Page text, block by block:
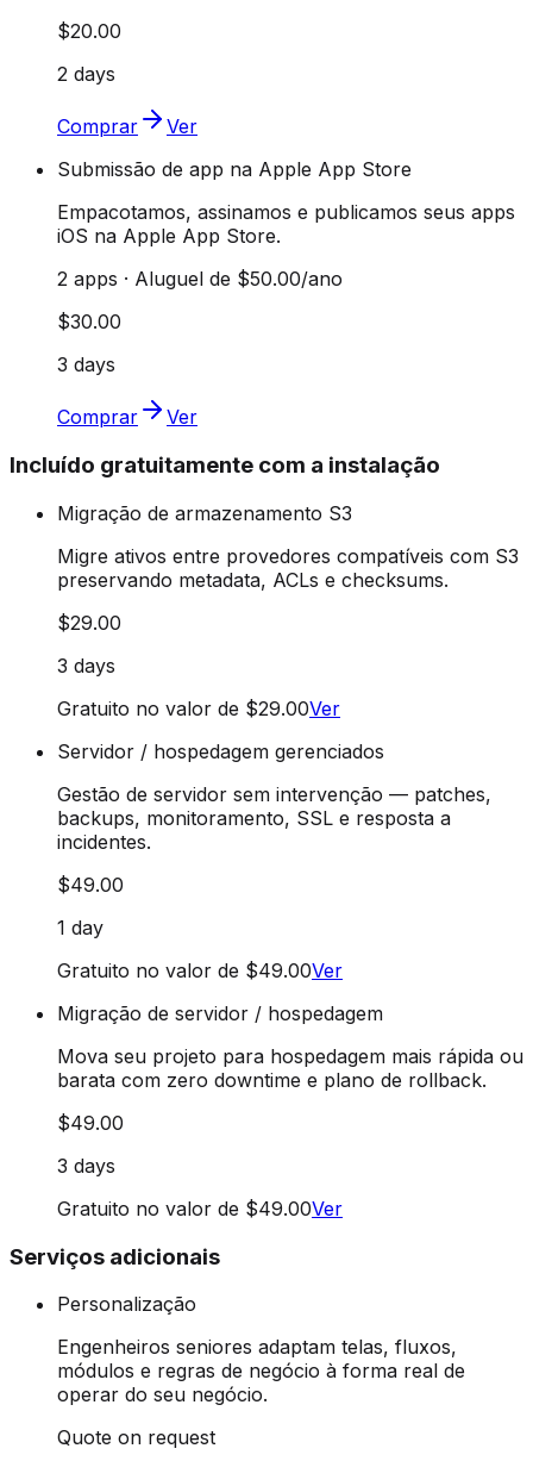
$20.00
2 days
Comprar
Ver
Submissão de app na Apple App Store
Empacotamos, assinamos e publicamos seus apps
iOS na Apple App Store.
2 apps · Aluguel de $50.00/ano
$30.00
3 days
Comprar Ver
Incluído gratuitamente com a instalação
Migração de armazenamento S3
Migre ativos entre provedores compatíveis com S3
preservando metadata, ACLs e checksums.
$29.00
3 days
Gratuito no valor de $29.00Ver
Servidor / hospedagem gerenciados
Gestão de servidor sem intervenção — patches,
backups, monitoramento, SSL e resposta a
incidentes.
$49.00
1 day
Gratuito no valor de $49.00Ver
Migração de servidor / hospedagem
Mova seu projeto para hospedagem mais rápida ou
barata com zero downtime e plano de rollback.
$49.00
3 days
Gratuito no valor de $49.00Ver
Serviços adicionais
Personalização
Engenheiros seniores adaptam telas, fluxos,
módulos e regras de negócio à forma real de
operar do seu negócio.
Quote on request